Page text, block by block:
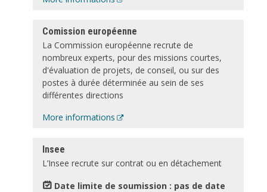
Comission européenne
La Commission européenne recrute de
nombreux experts, pour des missions courtes,
d'évaluation de projets, de conseil, ou sur des
postes à durée déterminée au sein de ses
différentes directions
More informations
Insee
L’Insee recrute sur contrat ou en détachement
Date limite de soumission : pas de date